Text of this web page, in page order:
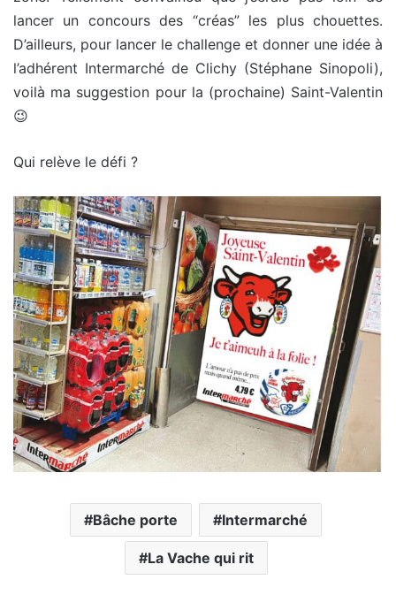
lancer un concours des “créas” les plus chouettes.
D’ailleurs, pour lancer le challenge et donner une idée à
l’adhérent Intermarché de Clichy (Stéphane Sinopoli),
voilà ma suggestion pour la (prochaine) Saint-Valentin
😉
Qui relève le défi ?
Bâche porte Intermarché
La Vache qui rit